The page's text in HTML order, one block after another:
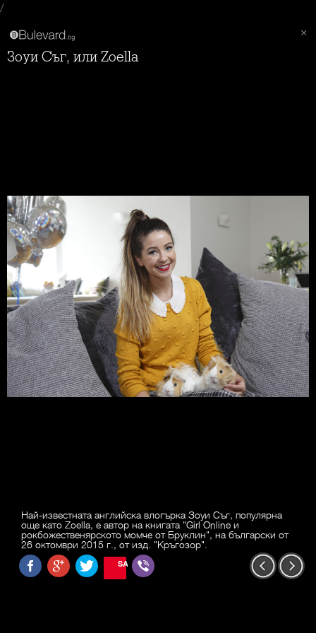
/
Зоуи Съг, или Zoella
Най-известната английска влогърка Зоуи Съг, популярна
още като Zoella, е автор на книгата "Girl Online и
рокбожественярското момче от Бруклин", на български от
26 октомври 2015 г., от изд. "Кръгозор".
SAVE